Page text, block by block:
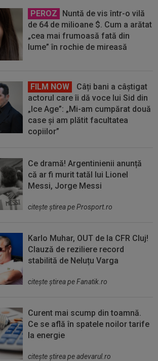
PEROZ
Nuntă de vis într-o vilă
de 64 de milioane $. Cum a arătat
„cea mai frumoasă fată din
lume” în rochie de mireasă
FILM NOW
Câți bani a câștigat
actorul care îi dă voce lui Sid din
„Ice Age”: „Mi-am cumpărat două
case și am plătit facultatea
copiilor”
Ce dramă! Argentinienii anunță
că ar fi murit tatăl lui Lionel
Messi, Jorge Messi
citeşte ştirea pe Prosport.ro
Karlo Muhar, OUT de la CFR Cluj!
Clauză de reziliere record
stabilită de Neluțu Varga
citeşte ştirea pe Fanatik.ro
Curent mai scump din toamnă.
Ce se află în spatele noilor tarife
la energie
citeşte ştirea pe adevarul.ro